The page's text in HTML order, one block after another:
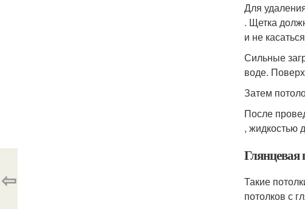
Для
. Щетка
и не
Сильные
воде.
Затем
После
, жидкостью
Глянцевая
Такие
потолков с
⇦